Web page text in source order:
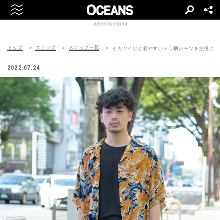
advertisement
トップ スナップ スナップ一覧 イカツイけど着やすいトラ柄シャツを主役に
2022.07.24